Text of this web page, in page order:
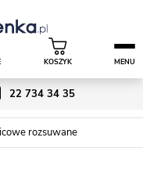
22 734 34 35
KOSZYK MENU
rozsuwane